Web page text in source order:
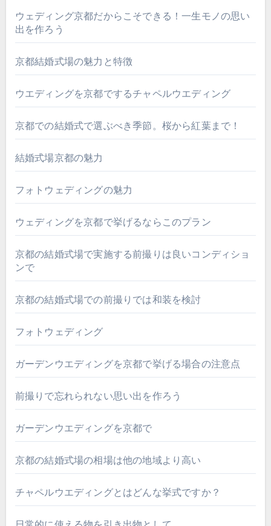
ウェディング京都だからこそできる！一生モノの思い
出を作ろう
京都結婚式場の魅力と特徴
ウエディングを京都でするチャペルウエディング
京都での結婚式で選ぶべき季節。桜から紅葉まで！
結婚式場京都の魅力
フォトウェディングの魅力
ウェディングを京都で挙げるならこのプラン
京都の結婚式場で実施する前撮りは良いコンディショ
ンで
京都の結婚式場での前撮りでは和装を検討
フォトウェディング
ガーデンウエディングを京都で挙げる場合の注意点
前撮りで忘れられない思い出を作ろう
ガーデンウエディングを京都で
京都の結婚式場の相場は他の地域より高い
チャペルウエディングとはどんな挙式ですか？